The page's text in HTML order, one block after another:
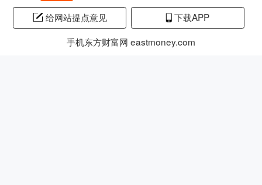
给网站提点意见
下载APP
手机东方财富网 eastmoney.com